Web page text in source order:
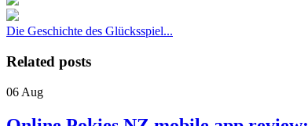
Die Geschichte des Glücksspiel...
Related posts
06 Aug